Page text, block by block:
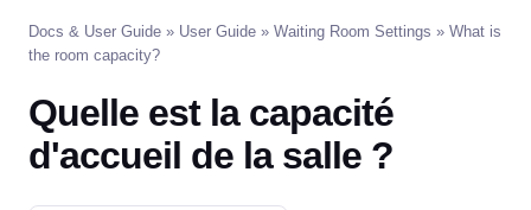
Docs & User Guide » User Guide » Waiting Room Settings » What is
the room capacity?
Quelle est la capacité
d'accueil de la salle ?